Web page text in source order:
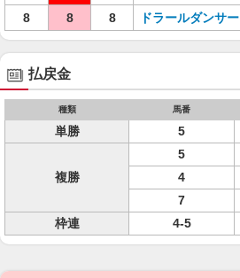
8
8 8 ドラールダンサー
払戻金
種類 馬番
単勝 5
複勝
5
4
7
枠連
4-5